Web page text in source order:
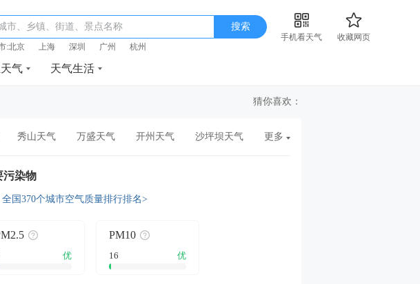
市、乡镇、街道、景点名称 搜索
手机看天气
收藏网页
:北京 上海 深圳 广州 杭州
气 天气生活
猜你喜欢：
秀山天气 万盛天气 开州天气 沙坪坝天气 更多
污染物
全国370个城市空气质量排行排名>
优
PM10
16 优